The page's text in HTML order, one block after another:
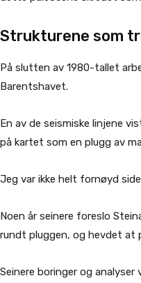
Strukturene som
På slutten av 1980-tallet
Barentshavet.
En av de seismiske linjene
på kartet som en plugg av
Jeg var ikke helt fornøyd
Noen år seinere foreslo
rundt pluggen, og hevdet at
Seinere boringer og